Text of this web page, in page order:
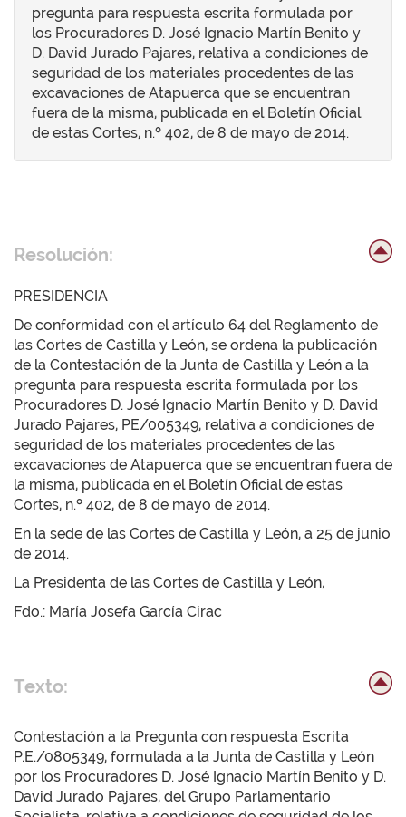
pregunta para respuesta escrita formulada por
los Procuradores D. José Ignacio Martín Benito y
D. David Jurado Pajares, relativa a condiciones de
seguridad de los materiales procedentes de las
excavaciones de Atapuerca que se encuentran
fuera de la misma, publicada en el Boletín Oficial
de estas Cortes, n.º 402, de 8 de mayo de 2014.
Resolución:
PRESIDENCIA
De conformidad con el artículo 64 del Reglamento de
las Cortes de Castilla y León, se ordena la publicación
de la Contestación de la Junta de Castilla y León a la
pregunta para respuesta escrita formulada por los
Procuradores D. José Ignacio Martín Benito y D. David
Jurado Pajares, PE/005349, relativa a condiciones de
seguridad de los materiales procedentes de las
excavaciones de Atapuerca que se encuentran fuera de
la misma, publicada en el Boletín Oficial de estas
Cortes, n.º 402, de 8 de mayo de 2014.
En la sede de las Cortes de Castilla y León, a 25 de junio
de 2014.
La Presidenta de las Cortes de Castilla y León,
Fdo.: María Josefa García Cirac
Texto:
Contestación a la Pregunta con respuesta Escrita
P.E./0805349, formulada a la Junta de Castilla y León
por los Procuradores D. José Ignacio Martín Benito y D.
David Jurado Pajares, del Grupo Parlamentario